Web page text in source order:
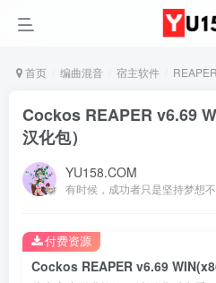
首页 编曲混音 宿主软件 REAPER
Cockos REAPER v6.69
汉化包）
YU158.COM
有时候，成功者只是坚持梦想
Cockos REAPER v6.69
付费资源